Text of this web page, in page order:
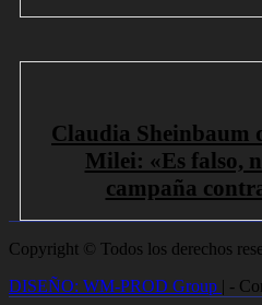
Claudia Sheinbaum
Milei: «Es falso,
campaña
Copyright © Todos los derechos
DISEÑO: WM-PROD Group | -